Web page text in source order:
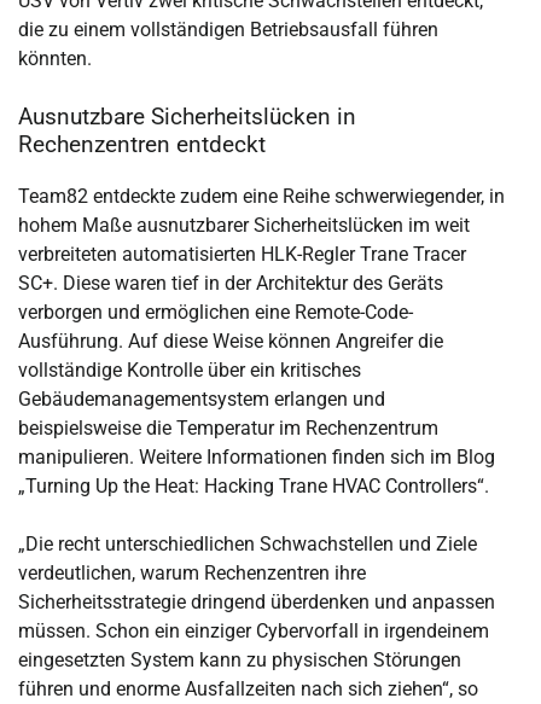
die zu einem vollständigen Betriebsausfall führen
könnten.
Ausnutzbare Sicherheitslücken in
Rechenzentren entdeckt
Team82 entdeckte zudem eine Reihe schwerwiegender, in
hohem Maße ausnutzbarer Sicherheitslücken im weit
verbreiteten automatisierten HLK-Regler Trane Tracer
SC+. Diese waren tief in der Architektur des Geräts
verborgen und ermöglichen eine Remote-Code-
Ausführung. Auf diese Weise können Angreifer die
vollständige Kontrolle über ein kritisches
Gebäudemanagementsystem erlangen und
beispielsweise die Temperatur im Rechenzentrum
manipulieren. Weitere Informationen finden sich im Blog
„Turning Up the Heat: Hacking Trane HVAC Controllers“.
„Die recht unterschiedlichen Schwachstellen und Ziele
verdeutlichen, warum Rechenzentren ihre
Sicherheitsstrategie dringend überdenken und anpassen
müssen. Schon ein einziger Cybervorfall in irgendeinem
eingesetzten System kann zu physischen Störungen
führen und enorme Ausfallzeiten nach sich ziehen“, so